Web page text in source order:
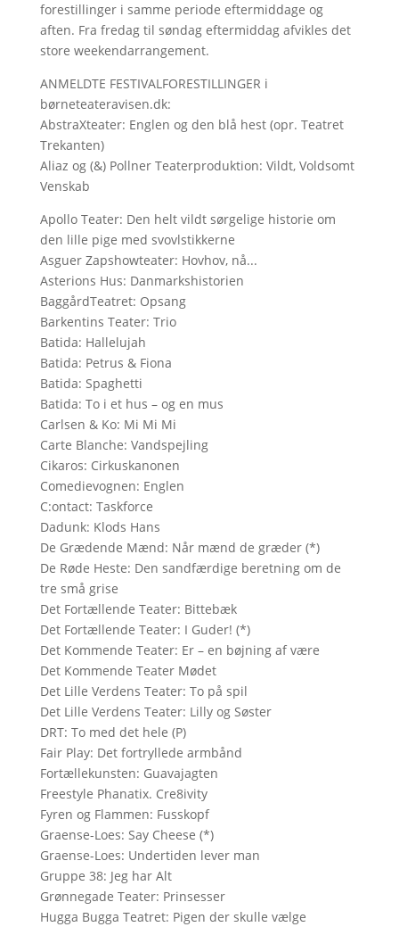
forestillinger i samme periode eftermiddage og
aften. Fra fredag til søndag eftermiddag afvikles det
store weekendarrangement.
ANMELDTE FESTIVALFORESTILLINGER i
børneteateravisen.dk:
AbstraXteater: Englen og den blå hest (opr. Teatret
Trekanten)
Aliaz og (&) Pollner Teaterproduktion: Vildt, Voldsomt
Venskab
Apollo Teater: Den helt vildt sørgelige historie om
den lille pige med svovlstikkerne
Asguer Zapshowteater: Hovhov, nå...
Asterions Hus: Danmarkshistorien
BaggårdTeatret: Opsang
Barkentins Teater: Trio
Batida: Hallelujah
Batida: Petrus & Fiona
Batida: Spaghetti
Batida: To i et hus – og en mus
Carlsen & Ko: Mi Mi Mi
Carte Blanche: Vandspejling
Cikaros: Cirkuskanonen
Comedievognen: Englen
C:ontact: Taskforce
Dadunk: Klods Hans
De Grædende Mænd: Når mænd de græder (*)
De Røde Heste: Den sandfærdige beretning om de
tre små grise
Det Fortællende Teater: Bittebæk
Det Fortællende Teater: I Guder! (*)
Det Kommende Teater: Er – en bøjning af være
Det Kommende Teater Mødet
Det Lille Verdens Teater: To på spil
Det Lille Verdens Teater: Lilly og Søster
DRT: To med det hele (P)
Fair Play: Det fortryllede armbånd
Fortællekunsten: Guavajagten
Freestyle Phanatix. Cre8ivity
Fyren og Flammen: Fusskopf
Graense-Loes: Say Cheese (*)
Graense-Loes: Undertiden lever man
Gruppe 38: Jeg har Alt
Grønnegade Teater: Prinsesser
Hugga Bugga Teatret: Pigen der skulle vælge